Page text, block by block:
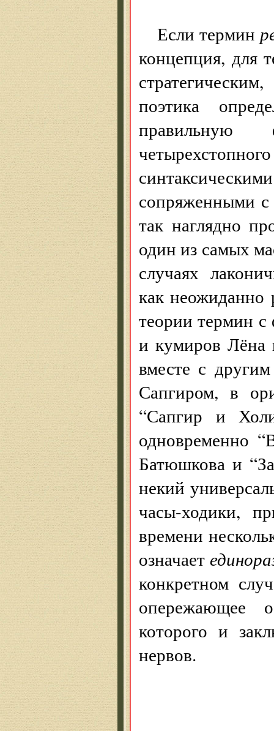
Если термин
концепция, для
поэтика
правильную
сопряженными с
так наглядно
один из самых
случаях
как
теории термин с
и кумиров
вместе с
Сапгиром, в
“Сапгир и
одновременно
Батюшкова и
некий
часы-ходики,
времени
означает
конкретном
опережающее
которого и
нервов.